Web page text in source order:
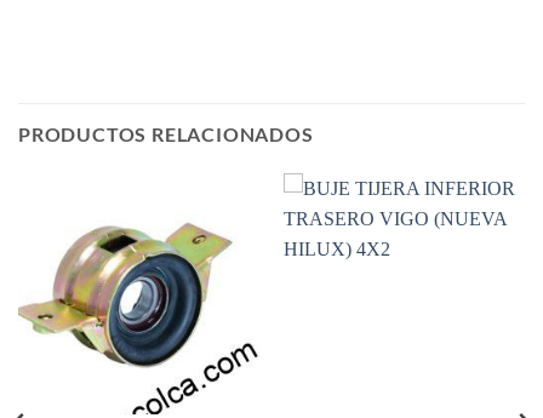
PRODUCTOS RELACIONADOS